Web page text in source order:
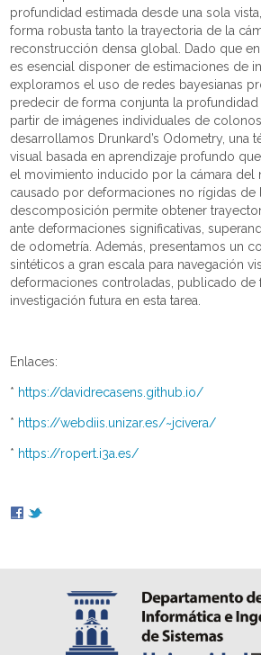
profundidad estimada desde una sola
forma robusta tanto la trayectoria de la
reconstrucción densa global. Dado que
es esencial disponer de estimaciones de
exploramos el uso de redes bayesianas
predecir de forma conjunta la
partir de imágenes individuales de
desarrollamos Drunkard’s Odometry, una
visual basada en aprendizaje profundo
el movimiento inducido por la cámara del
causado por deformaciones no rígidas de
descomposición permite obtener
ante deformaciones significativas,
de odometría. Además, presentamos un
sintéticos a gran escala para navegación
deformaciones controladas, publicado de
investigación futura en esta tarea.
Enlaces:
* https://davidrecasens.github.io/
* https://webdiis.unizar.es/~jcivera/
* https://ropert.i3a.es/